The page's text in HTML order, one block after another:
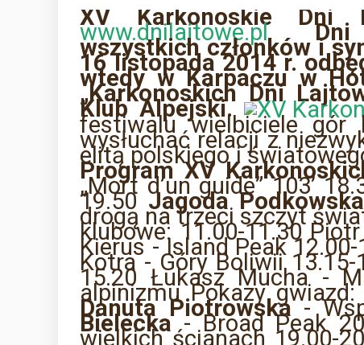
XV Karkonoskie Dni
www.dnilajtowe.pl Dni
wszystkich członków i
16 listopada 2014 r. odb
wtedy w Karpaczu w
„Karkonoskich Dni
Klub Alpejski.
festiwalu wielbiciele gór
wysłuchać relacji z
elitą polskiego i
Program XV
„Mort d’un guide” 103’
19.50 Jagoda Podkowska
drogą na trzeci szczyt
klubowe: 11.00-11.30
Kierus - Island Peak
Kotra - Góry Boliwii
15.20 Łukasz Mucha -
alpinizmu Pokazy
Danuta Piotrowska-
Bielecka- Broad Peak
wielkich ścianach 19.00-